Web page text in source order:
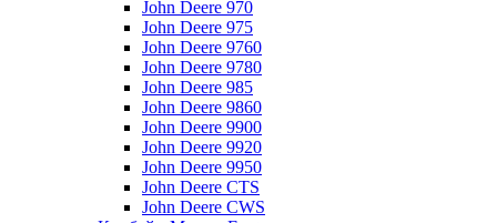
John Deere 970
John Deere 975
John Deere 9760
John Deere 9780
John Deere 985
John Deere 9860
John Deere 9900
John Deere 9920
John Deere 9950
John Deere CTS
John Deere CWS